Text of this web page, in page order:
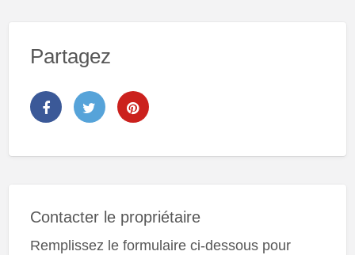
Partagez
Contacter le propriétaire
Remplissez le formulaire ci-dessous pour